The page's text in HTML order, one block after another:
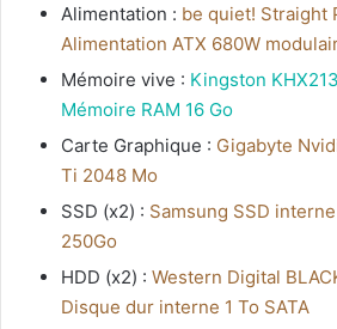
Alimentation : be quiet! Straight
Alimentation ATX 680W
Mémoire vive : Kingston
Mémoire RAM 16 Go
Carte Graphique : Gigabyte
Ti 2048 Mo
SSD (x2) : Samsung SSD
250Go
HDD (x2) : Western Digital
Disque dur interne 1 To SATA